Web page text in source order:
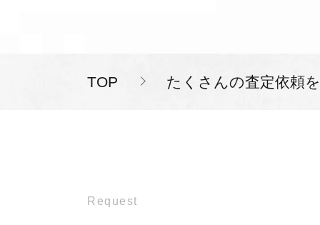
TOP たくさんの査定依頼
Request